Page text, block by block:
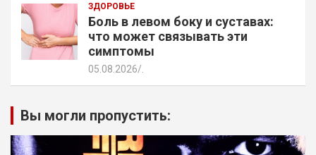
ЗДОРОВЬЕ
Боль в левом боку и суставах:
что может связывать эти
симптомы
05.08.2026
Вы могли пропустить: